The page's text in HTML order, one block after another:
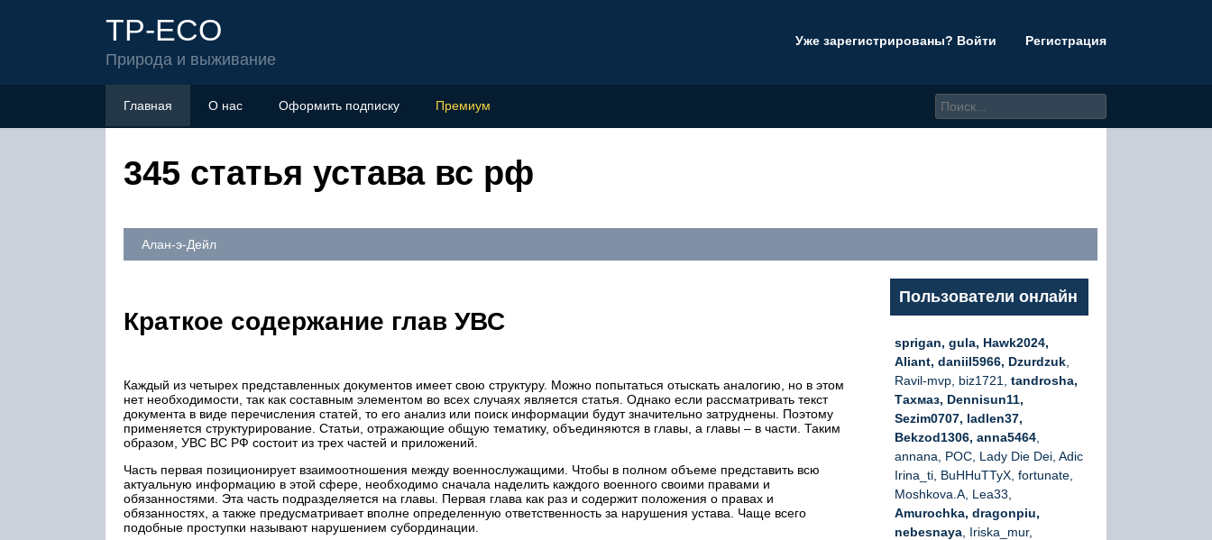
TP-ECO
Природа и выживание
Уже зарегистрированы? Войти Регистрация
Главная О нас Оформить подписку Премиум
345 статья устава вс рф
Алан-э-Дейл
Краткое содержание глав УВС
Каждый из четырех представленных документов имеет свою структуру. Можно попытаться отыскать аналогию, но в этом
нет необходимости, так как составным элементом во всех случаях является статья. Однако если рассматривать текст
документа в виде перечисления статей, то его анализ или поиск информации будут значительно затруднены. Поэтому
применяется структурирование. Статьи, отражающие общую тематику, объединяются в главы, а главы – в части. Таким
образом, УВС ВС РФ состоит из трех частей и приложений.
Часть первая позиционирует взаимоотношения между военнослужащими. Чтобы в полном объеме представить всю
актуальную информацию в этой сфере, необходимо сначала наделить каждого военного своими правами и
обязанностями. Эта часть подразделяется на главы. Первая глава как раз и содержит положения о правах и
обязанностях, а также предусматривает вполне определенную ответственность за нарушения устава. Чаще всего
подобные проступки называют нарушением субординации.
Пользователи онлайн
sprigan, gula, Hawk2024,
Aliant, daniil5966, Dzurdzuk
Ravil-mvp, biz1721, tandrosha,
Тахмаз, Dennisun11,
Sezim0707, ladlen37,
Bekzod1306, anna5464
annana, РОС, Lady Die Dei, Adic
Irina_ti, BuHHuTTyX, fortunate,
Moshkova.A, Lea33,
Amurochka, dragonpiu,
nebesnaya , Iriska_mur,